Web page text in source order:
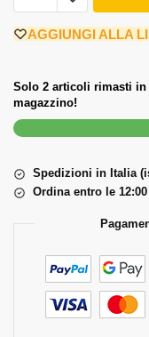
AGGIUNGI ALLA
Solo 2 articoli rimasti in
magazzino!
Spedizioni in Italia
Ordina entro le